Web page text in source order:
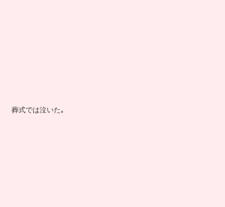
葬式では泣いた｡